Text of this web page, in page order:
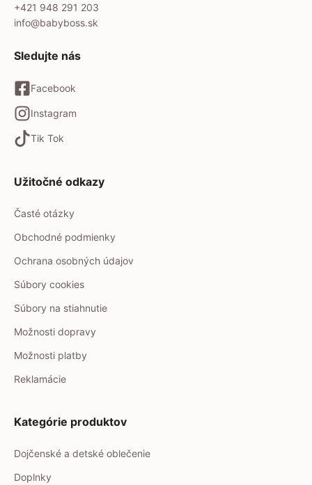
+421 948 291 203
info@babyboss.sk
Sledujte nás
Facebook
Instagram
Tik Tok
Užitočné odkazy
Časté otázky
Obchodné podmienky
Ochrana osobných údajov
Súbory cookies
Súbory na stiahnutie
Možnosti dopravy
Možnosti platby
Reklamácie
Kategórie produktov
Dojčenské a detské oblečenie
Doplnky